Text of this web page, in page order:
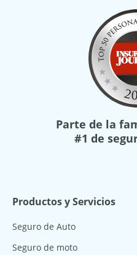
Parte de la
#1 de
Productos y Servicios
Seguro de Auto
Seguro de moto